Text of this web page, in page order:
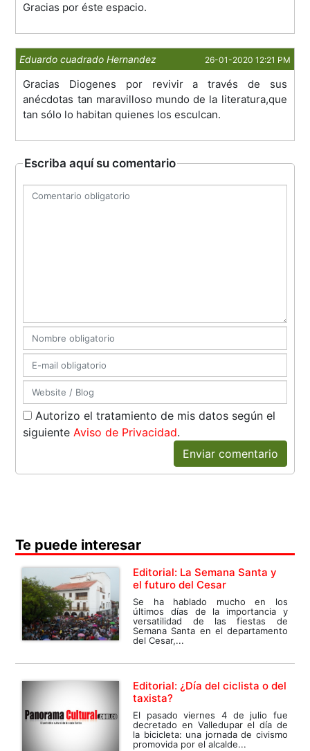
Gracias por éste espacio.
Eduardo cuadrado Hernandez 26-01-2020 12:21 PM
Gracias Diogenes por revivir a través de sus
anécdotas tan maravilloso mundo de la literatura,que
tan sólo lo habitan quienes los esculcan.
Escriba aquí su comentario
Autorizo el tratamiento de mis datos según el
siguienteAviso de Privacidad.
Enviar comentario
Te puede interesar
Editorial: La Semana Santa y
el futuro del Cesar
Se ha hablado mucho en los
últimos días de la importancia y
versatilidad de las fiestas de
Semana Santa en el departamento
del Cesar,...
Editorial: ¿Día del ciclista o del
taxista?
El pasado viernes 4 de julio fue
decretado en Valledupar el día de
la bicicleta: una jornada de civismo
promovida por el alcalde...